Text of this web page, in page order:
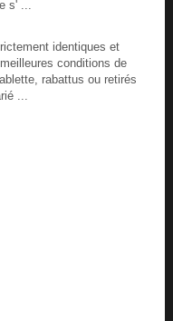
s' ...
identiques et
conditions de
rabattus ou retirés
...